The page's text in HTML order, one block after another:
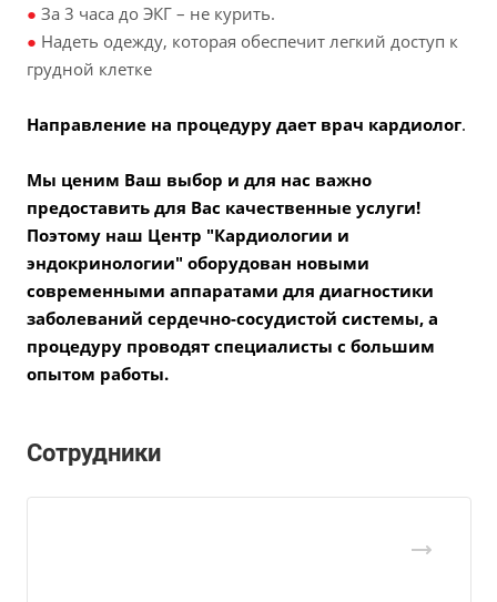
● За 3 часа до ЭКГ – не курить.
● Надеть одежду, которая обеспечит легкий доступ к
грудной клетке
Направление на процедуру дает врач кардиолог.
Мы ценим Ваш выбор и для нас важно
предоставить для Вас качественные услуги!
Поэтому наш Центр "Кардиологии и
эндокринологии" оборудован новыми
современными аппаратами для диагностики
заболеваний сердечно-сосудистой системы, а
процедуру проводят специалисты с большим
опытом работы.
Сотрудники